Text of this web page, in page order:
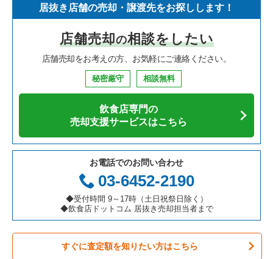
寿司の居抜き売却物件の案件一覧
焼肉の居抜き売却物件の案件一覧
鉄板焼き・お好み焼の居抜き売却物件の案件一覧
カフェの居抜き売却物件の案件一覧
テイクアウトの居抜き売却物件の案件一覧
お弁当・惣菜・デリの居抜き売却物件の案件一覧
カラオケ・パブ・スナックの居抜き売却物件の案件一覧
バーの居抜き売却物件の案件一覧
居酒屋・ダイニングバーの居抜き売却物件の案件一覧
神奈川県の飲食店の居抜き売却物件の案件一覧
大阪府の飲食店の居抜き売却物件の案件一覧
兵庫県の飲食店の居抜き売却物件の案件一覧
愛知県の飲食店の居抜き売却物件の案件一覧
岐阜県の飲食店の居抜き売却物件の案件一覧
三重県の飲食店の居抜き売却物件の案件一覧
新宿区の飲食店の居抜き売却物件の案件一覧
葛飾区の飲食店の居抜き売却物件の案件一覧
中央区の飲食店の居抜き売却物件の案件一覧
千代田区の飲食店の居抜き売却物件の案件一覧
港区の飲食店の居抜き売却物件の案件一覧
足立区の飲食店の居抜き売却物件の案件一覧
板橋区の飲食店の居抜き売却物件の案件一覧
台東区の飲食店の居抜き売却物件の案件一覧
練馬区の飲食店の居抜き売却物件の案件一覧
東京23区のイタリア料理の居抜き売却物件の案件一覧
東京23区の中華の居抜き売却物件の案件一覧
東京23区のそば・うどんの居抜き売却物件の案件一覧
東京23区の焼肉の居抜き売却物件の案件一覧
東京23区の鉄板焼き・お好み焼の居抜き売却物件の案件一覧
東京23区のアジア料理の居抜き売却物件の案件一覧
東京23区のカフェの居抜き売却物件の案件一覧
東京23区のテイクアウトの居抜き売却物件の案件一覧
東京23区のお弁当・惣菜・デリの居抜き売却物件の案件一覧
九品仏駅の居酒屋・ダイニングバーの居抜き売却物件の案件一
居抜き店舗の売却・譲渡先をお探しします！
店舗売却の相談をしたい
店舗売却をお考えの方、お気軽にご連絡ください。
秘密厳守 相談無料
飲食店専門の
売却支援サービスはこちら
お電話でのお問い合わせ
03-6452-2190
◆受付時間 9～17時（土日祝祭日除く）
◆飲食店ドットコム 居抜き売却担当者まで
すぐに査定額を知りたい方はこちら